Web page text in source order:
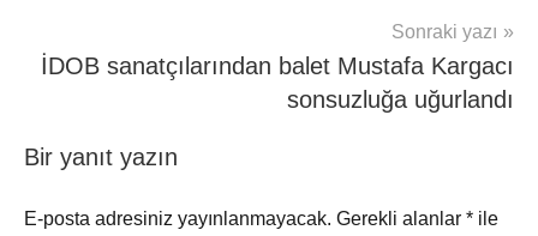
Sonraki yazı
İDOB sanatçılarından balet Mustafa Kargacı
sonsuzluğa uğurlandı
Bir yanıt yazın
E-posta adresiniz yayınlanmayacak. Gerekli alanlar * ile